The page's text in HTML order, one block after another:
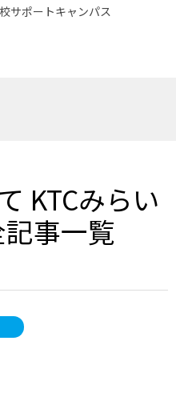
サポートキャンパス
KTCみらい
事一覧